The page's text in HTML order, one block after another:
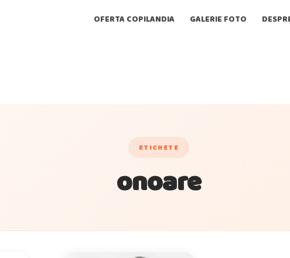
OFERTA COPILANDIA GALERIE FOTO
ETICHETE
onoare